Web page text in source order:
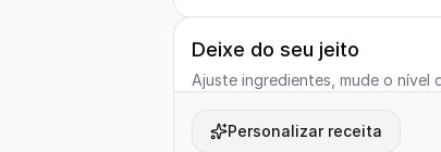
Deixe do seu jeito
Ajuste ingredientes, mude o nível
Personalizar receita